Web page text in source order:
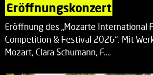
Eröffnungskonzert
Eröffnung des „Mozarte International
Competition & Festival 2026“. Mit
Mozart, Clara Schumann, F.…